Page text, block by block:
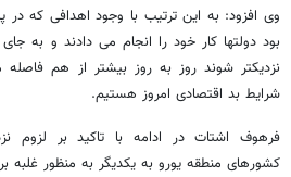
وی افزود: به این ترتیب با وجود اهدافی که
بود دولتها کار خود را انجام می دادند و به
نزدیکتر شوند روز به روز بیشتر از هم
شرایط بد اقتصادی امروز هستیم.
فرهوف اشتات در ادامه با تاکید بر لزوم
کشورهای منطقه یورو به یکدیگر به منظور